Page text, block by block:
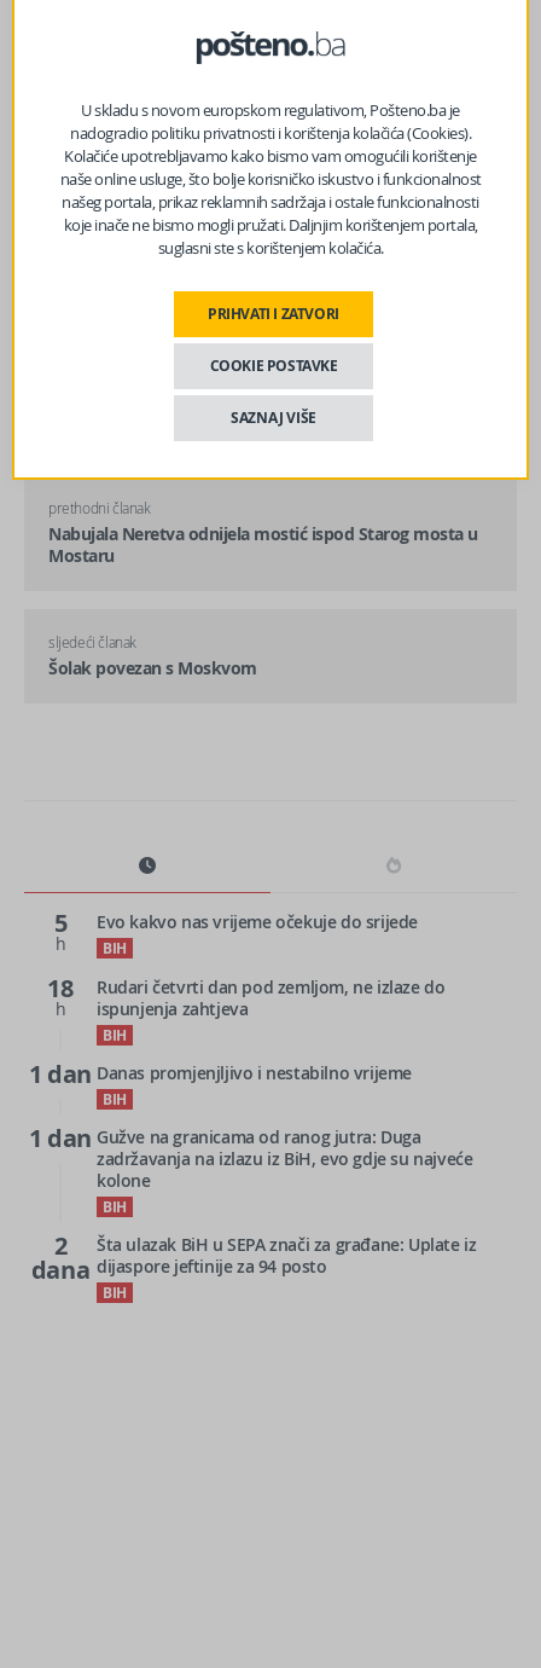
FacebookMessenger
TwitterWhatsApp
prethodni članak
Nabujala Neretva odnijela mostić ispod Starog mosta u
Mostaru
sljedeći članak
Šolak povezan s Moskvom
5
h
Evo kakvo nas vrijeme očekuje do srijede
BIH
18
h
Rudari četvrti dan pod zemljom, ne izlaze do
ispunjenja zahtjeva
BIH
1 dan Danas promjenjljivo i nestabilno vrijeme
BIH
1 dan Gužve na granicama od ranog jutra: Duga
zadržavanja na izlazu iz BiH, evo gdje su najveće
kolone
BIH
2
dana
Šta ulazak BiH u SEPA znači za građane: Uplate iz
dijaspore jeftinije za 94 posto
BIH
U skladu s novom europskom regulativom, Pošteno.ba je
nadogradio politiku privatnosti i korištenja kolačića (Cookies).
Kolačiće upotrebljavamo kako bismo vam omogućili korištenje
naše online usluge, što bolje korisničko iskustvo i funkcionalnost
našeg portala, prikaz reklamnih sadržaja i ostale funkcionalnosti
koje inače ne bismo mogli pružati. Daljnjim korištenjem portala,
suglasni ste s korištenjem kolačića.
PRIHVATI I ZATVORI
COOKIE POSTAVKE
SAZNAJ VIŠE